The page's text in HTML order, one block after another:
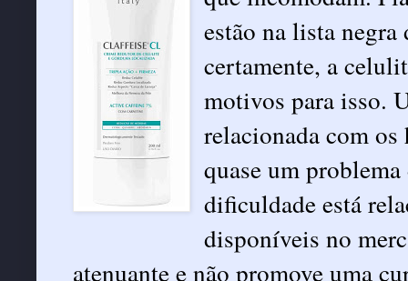
estão na lista
certamente, a
motivos para isso.
relacionada com
quase um
dificuldade está
disponíveis no
atenuante e não promove uma